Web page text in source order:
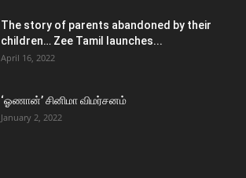
The story of parents abandoned by their
children… Zee Tamil launches...
April 16, 2022
‘ஓணான்’ சினிமா விமர்சனம்
January 2, 2022